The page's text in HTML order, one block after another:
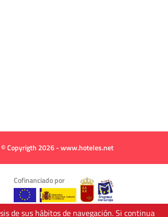
© Copyrigth 2026 - www.hoteles.net
Cofinanciado por
de sus hábitos de navegación. Si continua